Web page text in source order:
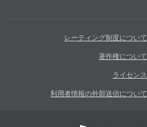
レーティング制度について
著作権について
ライセンス
利用者情報の外部送信について